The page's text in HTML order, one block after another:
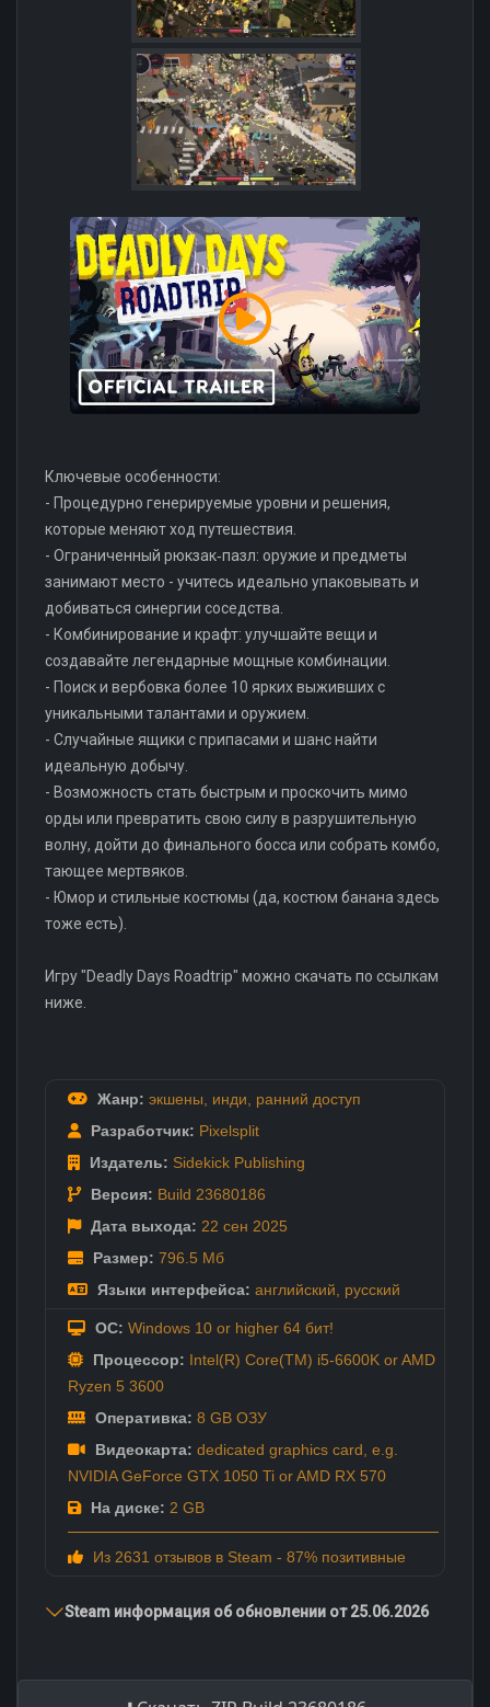
Ключевые особенности:
- Процедурно генерируемые уровни и решения,
которые меняют ход путешествия.
- Ограниченный рюкзак‑пазл: оружие и предметы
занимают место - учитесь идеально упаковывать и
добиваться синергии соседства.
- Комбинирование и крафт: улучшайте вещи и
создавайте легендарные мощные комбинации.
- Поиск и вербовка более 10 ярких выживших с
уникальными талантами и оружием.
- Случайные ящики с припасами и шанс найти
идеальную добычу.
- Возможность стать быстрым и проскочить мимо
орды или превратить свою силу в разрушительную
волну, дойти до финального босса или собрать комбо,
тающее мертвяков.
- Юмор и стильные костюмы (да, костюм банана здесь
тоже есть).
Игру "Deadly Days Roadtrip" можно скачать по ссылкам
ниже.
Жанр: экшены инди
ранний доступ
Разработчик: Pixelsplit
Издатель: Sidekick Publishing
Версия: Build 23680186
Дата выхода: 22 сен 2025
Размер: 796.5 Мб
Языки интерфейса: английский русский
ОС: Windows 10 or higher 64 бит!
Процессор: Intel(R) Core(TM) i5-6600K or AMD
Ryzen 5 3600
Оперативка: 8 GB ОЗУ
Видеокарта: dedicated graphics card, e.g.
NVIDIA GeForce GTX 1050 Ti or AMD RX 570
На диске: 2 GB
Из 2631 отзывов в Steam - 87% позитивные
Steam информация об обновлении от 25.06.2026